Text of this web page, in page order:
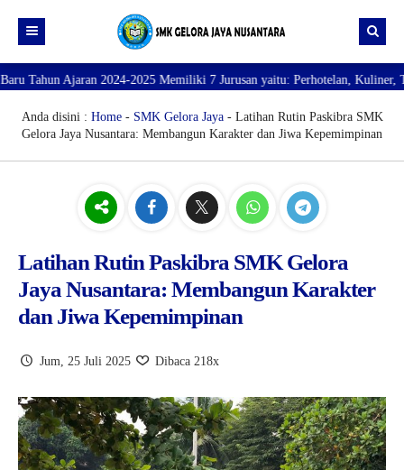
Beranda
Profil
SARANA PRASARANA
DATA GURU
Ajaran 2024-2025 Memiliki 7 Jurusan yaitu: Perhotelan, Kuliner, Tata
Anda disini : Home- SMK Gelora Jaya- Latihan Rutin Paskibra SMK
Gelora Jaya Nusantara: Membangun Karakter dan Jiwa Kepemimpinan
Latihan Rutin Paskibra SMK Gelora
Jaya Nusantara: Membangun Karakter
dan Jiwa Kepemimpinan
Jum, 25 Juli 2025 Dibaca 218x